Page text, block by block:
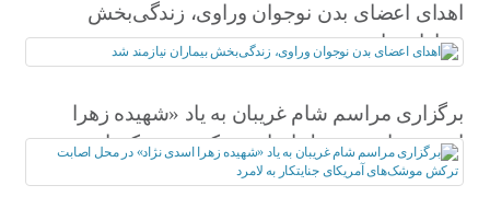
اهدای اعضای بدن نوجوان وراوی، زندگی‌بخش
بیماران نیازمند شد
برگزاری مراسم شام غریبان به یاد «شهیده زهرا
اسدی نژاد» در محل اصابت ترکش موشک‌های
آمریکای جنایتکار به لامرد